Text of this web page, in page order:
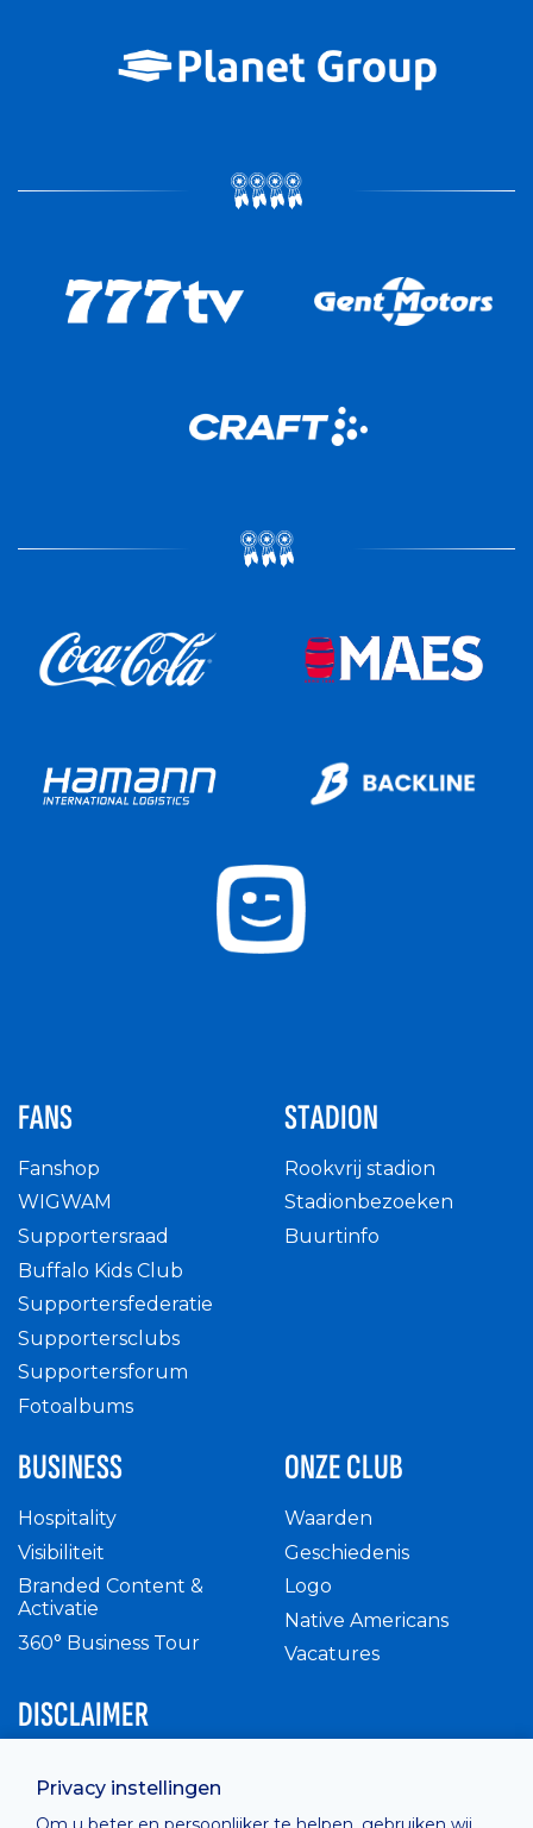
Privacy instellingen
FANS
Fanshop
WIGWAM
Supportersraad
Buffalo Kids Club
Supportersfederatie
Supportersclubs
Supportersforum
Fotoalbums
STADION
Rookvrij stadion
Stadionbezoeken
Buurtinfo
BUSINESS
Hospitality
Visibiliteit
Branded Content &
Activatie
360° Business Tour
ONZE CLUB
Waarden
Geschiedenis
Logo
Native Americans
Vacatures
DISCLAIMER
Privacy Policy